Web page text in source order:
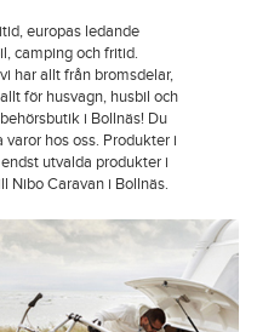
europas ledande
camping och fritid.
har allt från bromsdelar,
för husvagn, husbil och
i Bollnäs! Du
hos oss. Produkter i
utvalda produkter i
Nibo Caravan i Bollnäs.